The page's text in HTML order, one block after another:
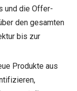
und die Offer-
den gesamten
bis zur
Produkte aus